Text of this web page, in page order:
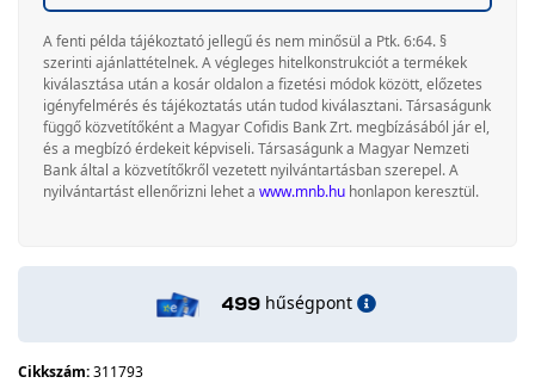
A fenti példa tájékoztató jellegű és nem minősül a Ptk. 6:64. §
szerinti ajánlattételnek. A végleges hitelkonstrukciót a termékek
kiválasztása után a kosár oldalon a fizetési módok között, előzetes
igényfelmérés és tájékoztatás után tudod kiválasztani. Társaságunk
függő közvetítőként a Magyar Cofidis Bank Zrt. megbízásából jár el,
és a megbízó érdekeit képviseli. Társaságunk a Magyar Nemzeti
Bank által a közvetítőkről vezetett nyilvántartásban szerepel. A
nyilvántartást ellenőrizni lehet a www.mnb.hu honlapon keresztül.
499 hűségpont
Cikkszám:311793